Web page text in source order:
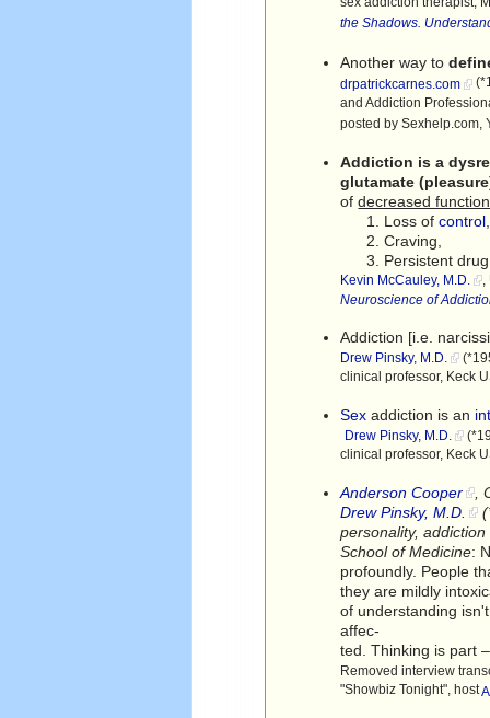
the Shadows.
Another way to
drpatrickcarnes.com
and Addiction
posted by Sexhelp.com,
Addiction is a
glutamate
ofdecreased
Loss ofcontrol
Craving,
Persistent
Kevin McCauley, M.D.
Neuroscience of
Addiction [i.e.
Drew Pinsky, M.D.
clinical professor, Keck
Sex addiction is an
Drew Pinsky, M.D.
clinical professor, Keck
Anderson Cooper
,
Drew Pinsky, M.D.
personality,
School of Medicine:
profoundly. People
they are mildly
of understanding
affec-
ted. Thinking is part
Removed interview
"Showbiz Tonight", host